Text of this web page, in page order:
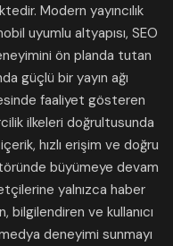
Modern yayıncılık
uyumlu altyapısı, SEO
ön planda tutan
güçlü bir yayın ağı
faaliyet gösteren
ilkeleri doğrultusunda
hızlı erişim ve doğru
büyümeye devam
yalnızca haber
bilgilendiren ve kullanıcı
deneyimi sunmayı